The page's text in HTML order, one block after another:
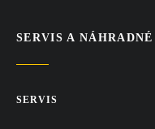
SERVIS A
SERVIS